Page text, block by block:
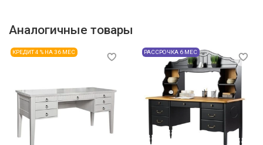
Аналогичные товары
КРЕДИТ 4 % НА 36 МЕС РАССРОЧКА 6 МЕС